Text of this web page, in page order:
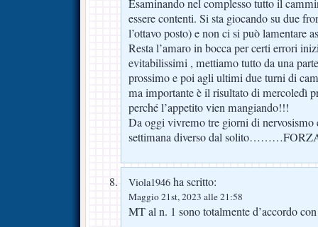
Esaminando nel complesso tutto il
essere contenti. Si sta giocando su due
l’ottavo posto) e non ci si può lamentare
Resta l’amaro in bocca per certi errori
evitabilissimi , mettiamo tutto da una
prossimo e poi agli ultimi due turni di
ma importante è il risultato di
perché l’appetito vien mangiando!!!
Da oggi vivremo tre giorni di nervosismo
settimana diverso dal
Viola1946 ha scritto:
Maggio 21st, 2023 alle 21:58
MT al n. 1 sono totalmente d’accordo